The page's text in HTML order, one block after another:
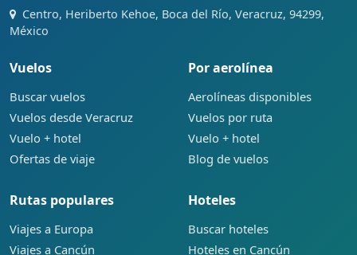
Centro, Heriberto Kehoe, Boca del Río, Veracruz, 94299,
México
Vuelos
Buscar vuelos
Vuelos desde Veracruz
Vuelo + hotel
Ofertas de viaje
Por aerolínea
Aerolíneas disponibles
Vuelos por ruta
Vuelo + hotel
Blog de vuelos
Rutas populares
Viajes a Europa
Viajes a Cancún
Hoteles
Buscar hoteles
Hoteles en Cancún